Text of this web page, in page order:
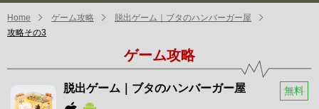
Home ゲーム攻略
脱出ゲーム｜ブタのハンバーガー屋
攻略その3
ゲーム攻略
脱出ゲーム｜ブタのハンバーガー屋 無料